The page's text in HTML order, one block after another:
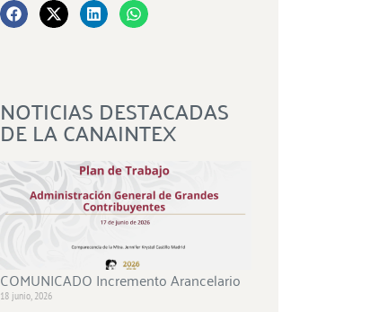
NOTICIAS DESTACADAS
DE LA CANAINTEX
COMUNICADO Incremento Arancelario
18 junio, 2026